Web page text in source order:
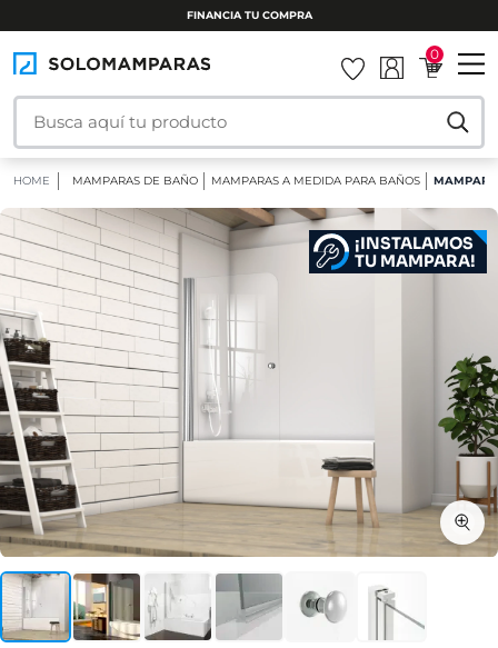
0
HOME MAMPARAS DE BAÑO MAMPARAS A MEDIDA PARA BAÑOS
¡INSTALAMOS
TU MAMPARA!